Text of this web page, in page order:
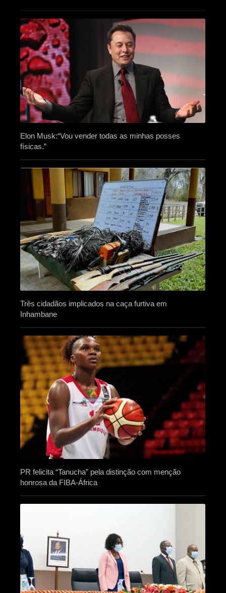
Elon Musk:“Vou vender todas as minhas posses
físicas.”
Três cidadãos implicados na caça furtiva em
Inhambane
PR felicita “Tanucha” pela distinção com menção
honrosa da FIBA-África